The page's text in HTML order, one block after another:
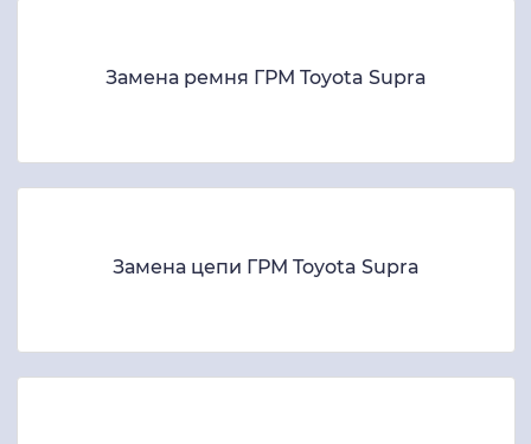
Замена ремня ГРМ Toyota Supra
Замена цепи ГРМ Toyota Supra